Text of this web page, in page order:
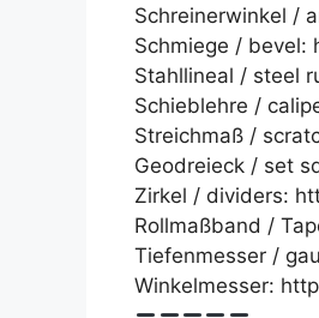
Schreinerwinkel /
Schmiege / bevel:
Stahllineal / steel
Schieblehre /
Streichmaß /
Geodreieck / set
Zirkel / dividers:
Rollmaßband /
Tiefenmesser /
Winkelmesser: